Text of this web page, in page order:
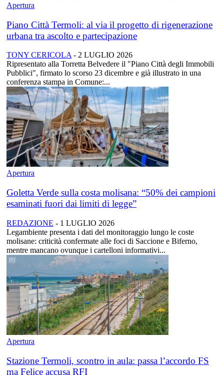
Apertura
Piano Città Termoli: al via il progetto di rigenerazione
urbana tra ascolto e partecipazione
TONY CERICOLA - 2 LUGLIO 2026
Ripresentato alla Torretta Belvedere il "Piano Città degli Immobili
Pubblici", firmato lo scorso 23 dicembre e già illustrato in una
conferenza stampa in Comune:...
Apertura
Goletta Verde sulla costa molisana: “50% dei campioni
esaminati fuori dai limiti di legge”
REDAZIONE - 1 LUGLIO 2026
Legambiente presenta i dati del monitoraggio lungo le coste
molisane: criticità confermate alle foci di Saccione e Biferno,
mentre mancano ovunque i cartelloni informativi...
Apertura
Stazione Termoli, scontro in aula: passa l’accordo FS
ma Felice accusa RFI